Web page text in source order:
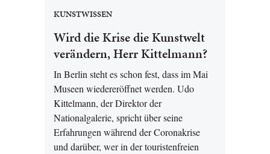
KUNSTWISSEN
Wird die Krise die Kunstwelt
verändern, Herr Kittelmann?
In Berlin steht es schon fest, dass im Mai
Museen wiedereröffnet werden. Udo
Kittelmann, der Direktor der
Nationalgalerie, spricht über seine
Erfahrungen während der Coronakrise
und darüber, wer in der touristenfreien